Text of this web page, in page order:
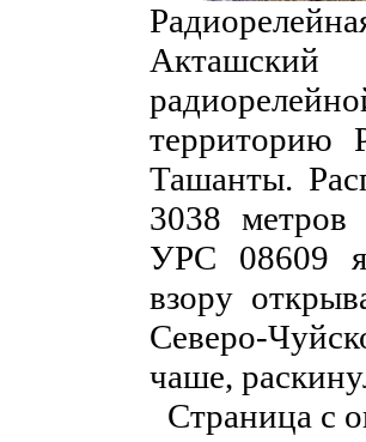
территорию
Ташанты.
3038 метров
УРС 08609
взору
Северо-
чаше,
Страница с